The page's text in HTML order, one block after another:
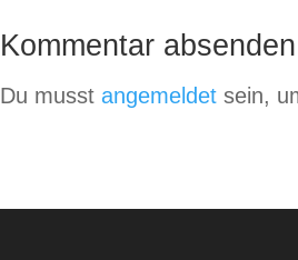
Kommentar absenden
Du musstangemeldet sein,